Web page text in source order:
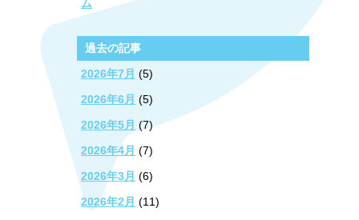
ム
過去の記事
2026年7月 (5)
2026年6月 (5)
2026年5月 (7)
2026年4月 (7)
2026年3月 (6)
2026年2月 (11)